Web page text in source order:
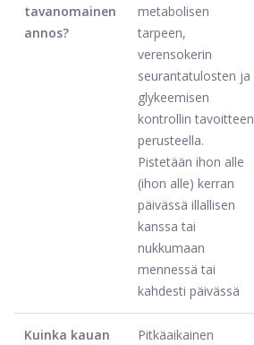
tavanomainen
annos?
metabolisen
tarpeen,
verensokerin
seurantatulosten ja
glykeemisen
kontrollin tavoitteen
perusteella.
Pistetään ihon alle
(ihon alle) kerran
päivässä illallisen
kanssa tai
nukkumaan
mennessä tai
kahdesti päivässä
Kuinka kauan
Pitkäaikainen